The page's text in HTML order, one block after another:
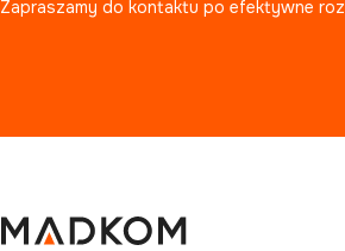
Zapraszamy do kontaktu po efektywne